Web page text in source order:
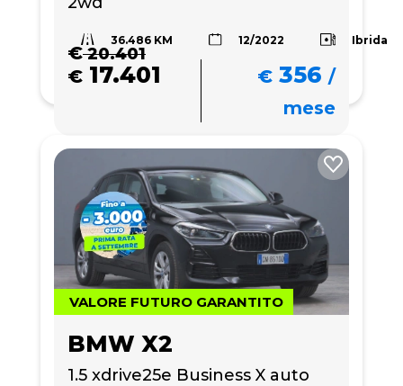
36.486 KM 12/2022 Ibrida
€20.401
€ 17.401 € 356 /
mese
VALORE FUTURO GARANTITO
BMW X2
1.5 xdrive25e Business X auto